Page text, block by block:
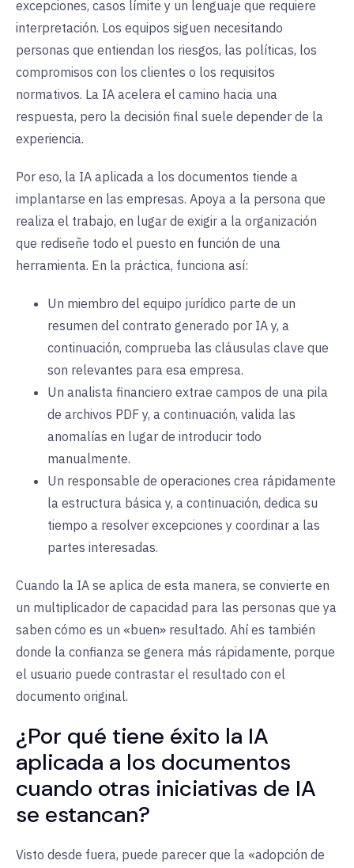
excepciones, casos límite y un lenguaje que requiere
interpretación. Los equipos siguen necesitando
personas que entiendan los riesgos, las políticas, los
compromisos con los clientes o los requisitos
normativos. La IA acelera el camino hacia una
respuesta, pero la decisión final suele depender de la
experiencia.
Por eso, la IA aplicada a los documentos tiende a
implantarse en las empresas. Apoya a la persona que
realiza el trabajo, en lugar de exigir a la organización
que rediseñe todo el puesto en función de una
herramienta. En la práctica, funciona así:
Un miembro del equipo jurídico parte de un
resumen del contrato generado por IA y, a
continuación, comprueba las cláusulas clave que
son relevantes para esa empresa.
Un analista financiero extrae campos de una pila
de archivos PDF y, a continuación, valida las
anomalías en lugar de introducir todo
manualmente.
Un responsable de operaciones crea rápidamente
la estructura básica y, a continuación, dedica su
tiempo a resolver excepciones y coordinar a las
partes interesadas.
Cuando la IA se aplica de esta manera, se convierte en
un multiplicador de capacidad para las personas que ya
saben cómo es un «buen» resultado. Ahí es también
donde la confianza se genera más rápidamente, porque
el usuario puede contrastar el resultado con el
documento original.
¿Por qué tiene éxito la IA
aplicada a los documentos
cuando otras iniciativas de IA
se estancan?
Visto desde fuera, puede parecer que la «adopción de